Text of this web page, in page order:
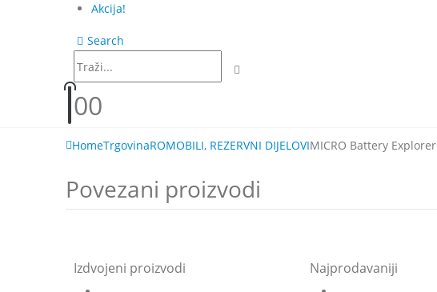
Akcija!
Search
00
HomeTrgovinaROMOBILI, REZERVNI DIJELOVIMICRO Battery Explorer
Povezani proizvodi
Izdvojeni proizvodi Najprodavaniji